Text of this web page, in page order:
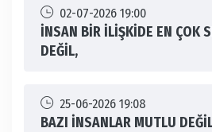
02-07-2026 19:00
İNSAN BİR İLİŞKİDE EN ÇOK
DEĞİL,
25-06-2026 19:08
BAZI İNSANLAR MUTLU